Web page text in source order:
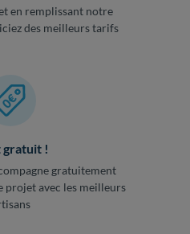
en remplissant notre
des meilleurs tarifs
gratuit !
gratuitement
avec les meilleurs